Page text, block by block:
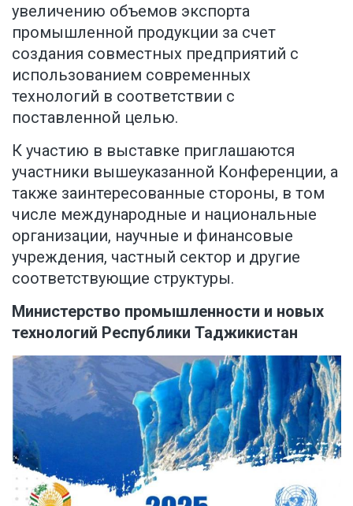
увеличению объемов экспорта
промышленной продукции за счет
создания совместных предприятий с
использованием современных
технологий в соответствии с
поставленной целью.
К участию в выставке приглашаются
участники вышеуказанной Конференции, а
также заинтересованные стороны, в том
числе международные и национальные
организации, научные и финансовые
учреждения, частный сектор и другие
соответствующие структуры.
Министерство промышленности и новых
технологий Республики Таджикистан